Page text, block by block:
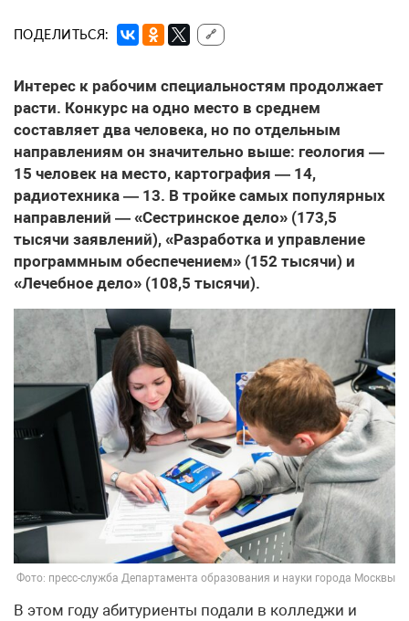
ПОДЕЛИТЬСЯ: 🔗
Интерес к рабочим специальностям продолжает
расти. Конкурс на одно место в среднем
составляет два человека, но по отдельным
направлениям он значительно выше: геология —
15 человек на место, картография — 14,
радиотехника — 13. В тройке самых популярных
направлений — «Сестринское дело» (173,5
тысячи заявлений), «Разработка и управление
программным обеспечением» (152 тысячи) и
«Лечебное дело» (108,5 тысячи).
Фото: пресс-служба Департамента образования и науки города Москвы
В этом году абитуриенты подали в колледжи и